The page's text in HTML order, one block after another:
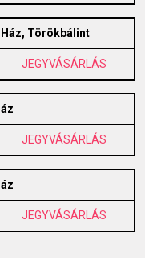
Törökbálint
JEGYVÁSÁRLÁS
JEGYVÁSÁRLÁS
JEGYVÁSÁRLÁS